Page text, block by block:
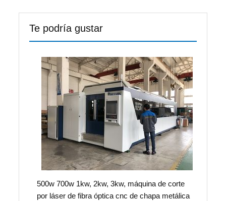
Te podría gustar
500w 700w 1kw, 2kw, 3kw, máquina de corte
por láser de fibra óptica cnc de chapa metálica